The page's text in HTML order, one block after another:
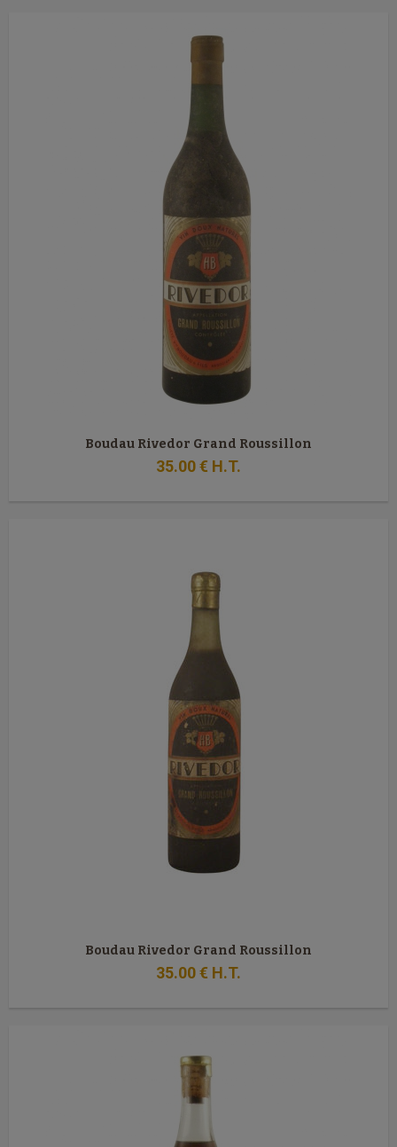
Boudau Rivedor Grand Roussillon
35.00€ H.T.
Boudau Rivedor Grand Roussillon
35.00€ H.T.